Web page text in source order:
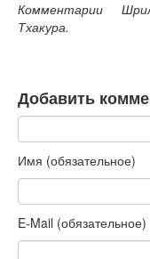
Комментарии
Тхакура.
Добавить
Имя (обязательное)
E-Mail (обязательное)